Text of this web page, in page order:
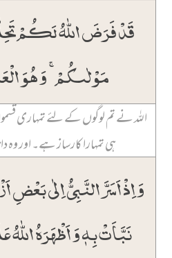
قَدۡ فَرَضَ اللّٰہُ لَکُمۡ
مَوۡلٰىکُمۡ ۚ وَ ہُوَ
اللہ نے تم لوگوں کے لئے تمہاری
ہی تمہارا کارساز ہے۔ اور
وَ اِذۡ اَسَرَّ النَّبِیُّ اِلٰی
نَبَّاَتۡ بِہٖ وَ اَظۡہَرَہُ